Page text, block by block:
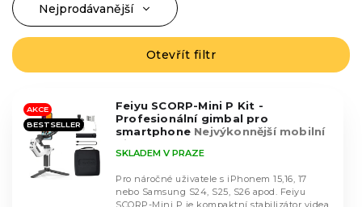
Ř
a
z
e
Nejprodávanější
Nejlevnější
Otevřít filtr
V
AKCE
BESTSELLER
Feiyu SCORP-Mini P Kit -
Profesionální gimbal pro
smartphone Nejvýkonnější mobilní
gimbal na trhu
SKLADEM V PRAZE
Pro náročné uživatele s iPhonem 15,16, 17
nebo Samsung S24, S25, S26 apod. Feiyu
SCORP-Mini P je kompaktní stabilizátor videa